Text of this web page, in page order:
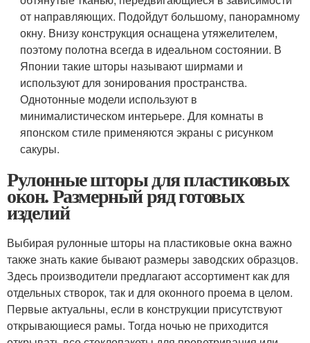
от направляющих. Подойдут большому, панорамному
окну. Внизу конструкция оснащена утяжелителем,
поэтому полотна всегда в идеальном состоянии. В
Японии такие шторы называют ширмами и
используют для зонирования пространства.
Однотонные модели используют в
минималистическом интерьере. Для комнаты в
японском стиле применяются экраны с рисунком
сакуры.
Рулонные шторы для пластиковых
окон. Размерный ряд готовых
изделий
Выбирая рулонные шторы на пластиковые окна важно
также знать какие бывают размеры заводских образцов.
Здесь производители предлагают ассортимент как для
отдельных створок, так и для оконного проема в целом.
Первые актуальны, если в конструкции присутствуют
открывающиеся рамы. Тогда ночью не приходится